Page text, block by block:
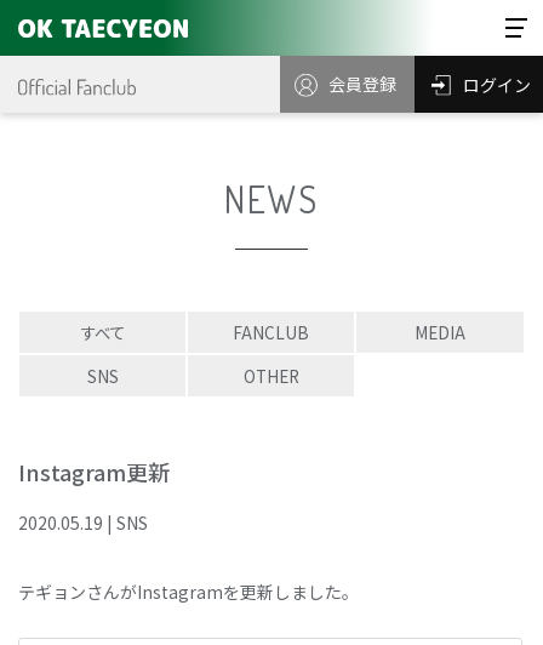
会員登録 ログイン
NEWS
すべて FANCLUB
MEDIA
SNS
OTHER
Instagram更新
2020.05.19 | SNS
テギョンさんがInstagramを更新しました。